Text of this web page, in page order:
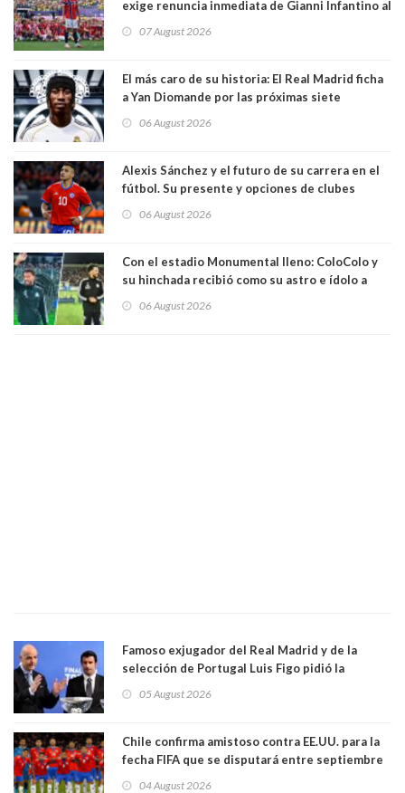
exige renuncia inmediata de Gianni Infantino al
07 August 2026
El más caro de su historia: El Real Madrid ficha
a Yan Diomande por las próximas siete
06 August 2026
Alexis Sánchez y el futuro de su carrera en el
fútbol. Su presente y opciones de clubes
06 August 2026
Con el estadio Monumental lleno: ColoColo y
su hinchada recibió como su astro e ídolo a
06 August 2026
Famoso exjugador del Real Madrid y de la
selección de Portugal Luis Figo pidió la
comportamiento más bajo y cobarde que he
05 August 2026
Chile confirma amistoso contra EE.UU. para la
fecha FIFA que se disputará entre septiembre
04 August 2026